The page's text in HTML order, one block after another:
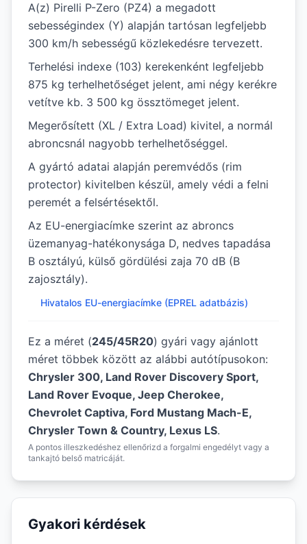
A(z) Pirelli P-Zero (PZ4) a megadott
sebességindex (Y) alapján tartósan legfeljebb
300 km/h sebességű közlekedésre tervezett.
Terhelési indexe (103) kerekenként legfeljebb
875 kg terhelhetőséget jelent, ami négy kerékre
vetítve kb. 3 500 kg össztömeget jelent.
Megerősített (XL / Extra Load) kivitel, a normál
abroncsnál nagyobb terhelhetőséggel.
A gyártó adatai alapján peremvédős (rim
protector) kivitelben készül, amely védi a felni
peremét a felsértésektől.
Az EU-energiacímke szerint az abroncs
üzemanyag-hatékonysága D, nedves tapadása
B osztályú, külső gördülési zaja 70 dB (B
zajosztály).
Hivatalos EU-energiacímke (EPREL adatbázis)
Ez a méret (245/45R20) gyári vagy ajánlott
méret többek között az alábbi autótípusokon:
Chrysler 300, Land Rover Discovery Sport,
Land Rover Evoque, Jeep Cherokee,
Chevrolet Captiva, Ford Mustang Mach-E,
Chrysler Town & Country, Lexus LS.
A pontos illeszkedéshez ellenőrizd a forgalmi engedélyt vagy a
tankajtó belső matricáját.
Gyakori kérdések